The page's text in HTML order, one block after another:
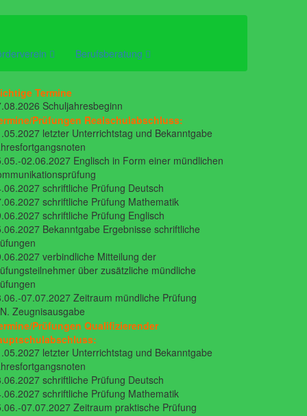
Berufsberatung
Termine
Schuljahresbeginn
Prüfungen Realschulabschluss:
letzter Unterrichtstag und Bekanntgabe
02.06.2027 Englisch in Form einer mündlichen
schriftliche Prüfung Deutsch
schriftliche Prüfung Mathematik
schriftliche Prüfung Englisch
Bekanntgabe Ergebnisse schriftliche
verbindliche Mitteilung der
über zusätzliche mündliche
07.07.2027 Zeitraum mündliche Prüfung
Zeugnisausgabe
Prüfungen Qualifizierender
letzter Unterrichtstag und Bekanntgabe
schriftliche Prüfung Deutsch
schriftliche Prüfung Mathematik
07.07.2027 Zeitraum praktische Prüfung